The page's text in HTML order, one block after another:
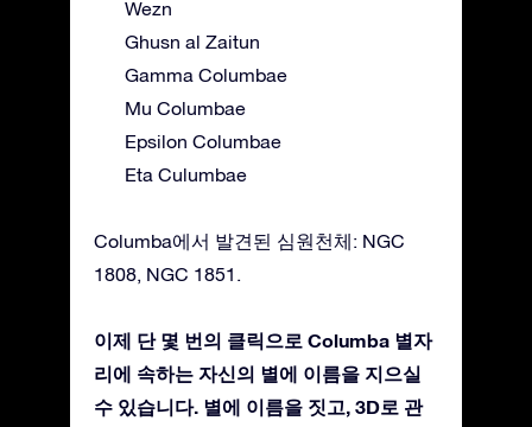
Wezn
Ghusn al Zaitun
Gamma Columbae
Mu Columbae
Epsilon Columbae
Eta Culumbae
Columba에서 발견된 심원천체: NGC
1808, NGC 1851.
이제 단 몇 번의 클릭으로 Columba 별자
리에 속하는 자신의 별에 이름을 지으실
수 있습니다. 별에 이름을 짓고, 3D로 관